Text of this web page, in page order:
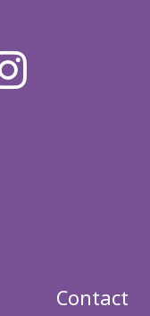
Contact